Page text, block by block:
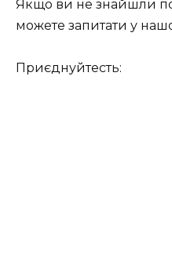
Якщо ви не знайшли
можете запитати у
Приєднуйтесть: